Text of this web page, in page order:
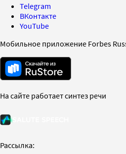
Telegram
ВКонтакте
YouTube
Мобильное приложение Forbes
На сайте работает синтез речи
Рассылка: